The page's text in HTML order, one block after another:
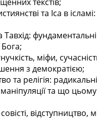
та Іса в
Тавхід:
міфи,
з демократією;
та релігія: радикальні
маніпуляції та що
відступництво,